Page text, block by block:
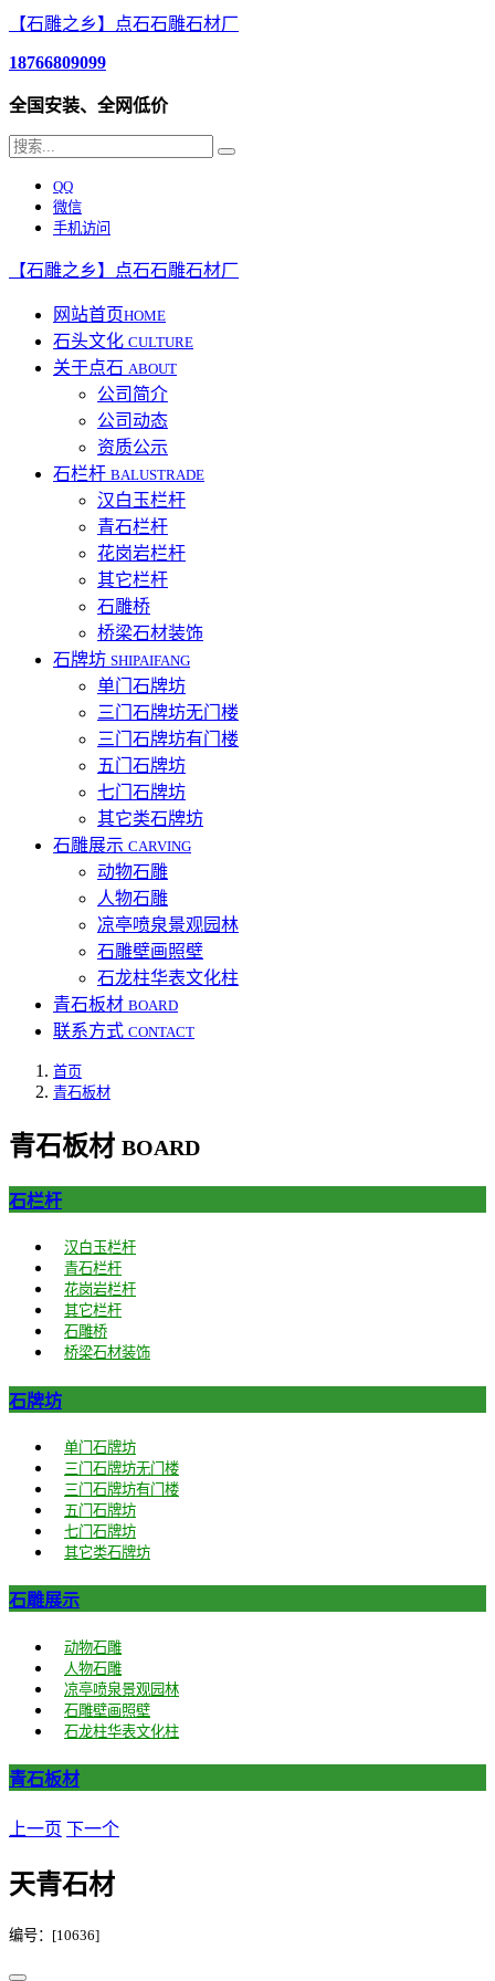
【石雕之乡】点石石雕石材厂
18766809099
全国安装、全网低价
QQ
微信
手机访问
【石雕之乡】点石石雕石材厂
网站首页HOME
石头文化 CULTURE
关于点石 ABOUT
公司简介
公司动态
资质公示
石栏杆 BALUSTRADE
汉白玉栏杆
青石栏杆
花岗岩栏杆
其它栏杆
石雕桥
桥梁石材装饰
石牌坊 SHIPAIFANG
单门石牌坊
三门石牌坊无门楼
三门石牌坊有门楼
五门石牌坊
七门石牌坊
其它类石牌坊
石雕展示 CARVING
动物石雕
人物石雕
凉亭喷泉景观园林
石雕壁画照壁
石龙柱华表文化柱
青石板材 BOARD
联系方式 CONTACT
首页
青石板材
青石板材 BOARD
石栏杆
汉白玉栏杆
青石栏杆
花岗岩栏杆
其它栏杆
石雕桥
桥梁石材装饰
石牌坊
单门石牌坊
三门石牌坊无门楼
三门石牌坊有门楼
五门石牌坊
七门石牌坊
其它类石牌坊
石雕展示
动物石雕
人物石雕
凉亭喷泉景观园林
石雕壁画照壁
石龙柱华表文化柱
青石板材
上一页 下一个
天青石材
编号：[10636]